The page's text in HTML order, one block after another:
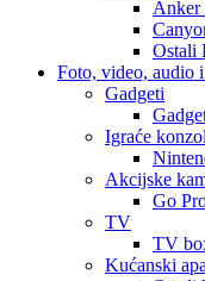
Anker
Ostali
Foto, video, audio
Gadgeti
Igraće
Akcijske
Go
TV
TV
Kućanski